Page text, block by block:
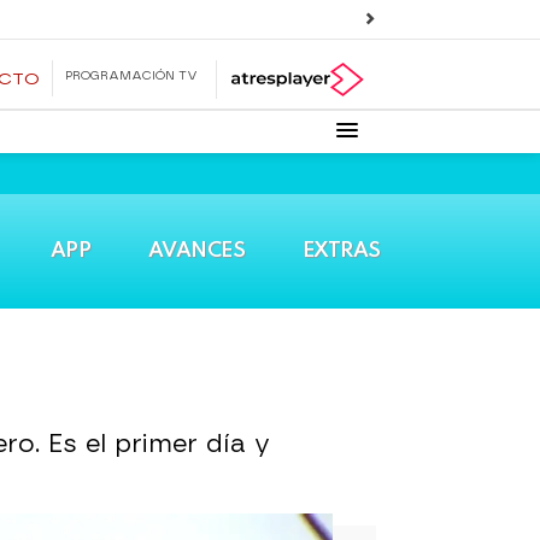
PROGRAMACIÓN TV
APP AVANCES EXTRAS
Es el primer día y